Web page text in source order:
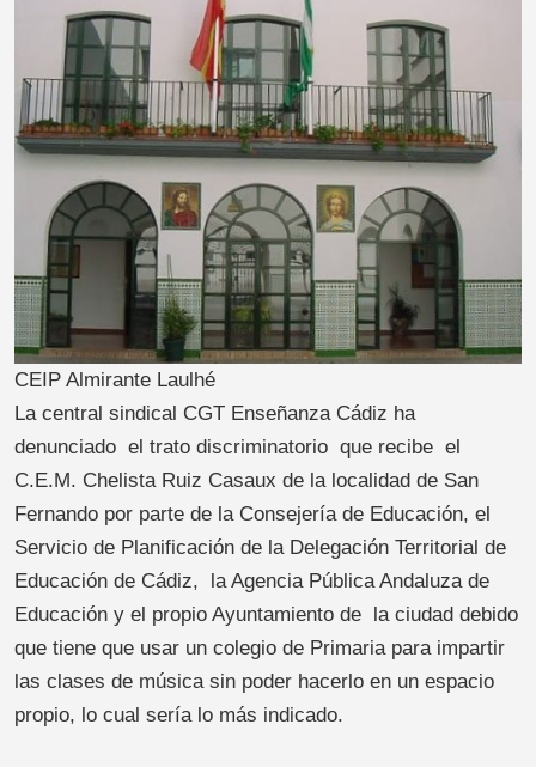
CEIP Almirante Laulhé
La central sindical CGT Enseñanza Cádiz ha
denunciado el trato discriminatorio que recibe el
C.E.M. Chelista Ruiz Casaux de la localidad de San
Fernando por parte de la Consejería de Educación, el
Servicio de Planificación de la Delegación Territorial de
Educación de Cádiz, la Agencia Pública Andaluza de
Educación y el propio Ayuntamiento de la ciudad debido
que tiene que usar un colegio de Primaria para impartir
las clases de música sin poder hacerlo en un espacio
propio, lo cual sería lo más indicado.